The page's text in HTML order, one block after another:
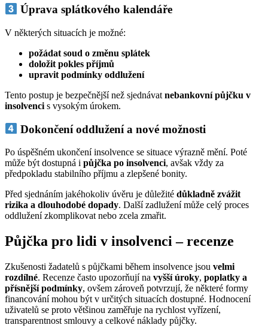
Úprava splátkového kalendáře
V některých situacích je možné:
požádat soud o změnu splátek
doložit pokles příjmů
upravit podmínky oddlužení
Tento postup je bezpečnější než sjednávat nebankovní půjčku v
insolvenci s vysokým úrokem.
Dokončení oddlužení a nové možnosti
Po úspěšném ukončení insolvence se situace výrazně mění. Poté
může být dostupná i půjčka po insolvenci, avšak vždy za
předpokladu stabilního příjmu a zlepšené bonity.
Před sjednáním jakéhokoliv úvěru je důležité důkladně zvážit
rizika a dlouhodobé dopady. Další zadlužení může celý proces
oddlužení zkomplikovat nebo zcela zmařit.
Půjčka pro lidi v insolvenci – recenze
Zkušenosti žadatelů s půjčkami během insolvence jsou velmi
rozdílné. Recenze často upozorňují na vyšší úroky, poplatky a
přísnější podmínky, ovšem zároveň potvrzují, že některé formy
financování mohou být v určitých situacích dostupné. Hodnocení
uživatelů se proto většinou zaměřuje na rychlost vyřízení,
transparentnost smlouvy a celkové náklady půjčky.